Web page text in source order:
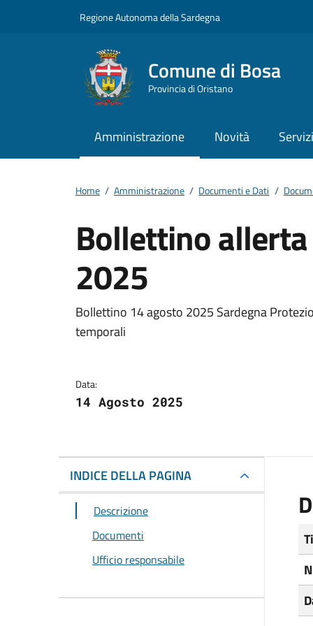
Regione Autonoma della Sardegna
Comune di Bosa
Provincia di Oristano
Amministrazione Novità Servizi
Home / Amministrazione / Documenti e Dati /
Bollettino
2025
Dettagli del
Bollettino 14 agosto 2025 Sardegna
temporali
Data:
14 Agosto 2025
INDICE DELLA PAGINA
Descrizione
Documenti
Ufficio responsabile